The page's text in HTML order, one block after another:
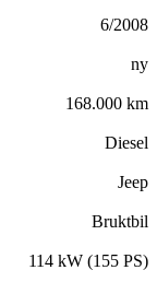
6/2008
ny
168.000 km
Diesel
Jeep
Bruktbil
114 kW (155 PS)